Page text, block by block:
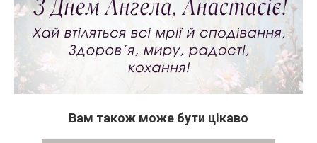
Вам також може бути цікаво